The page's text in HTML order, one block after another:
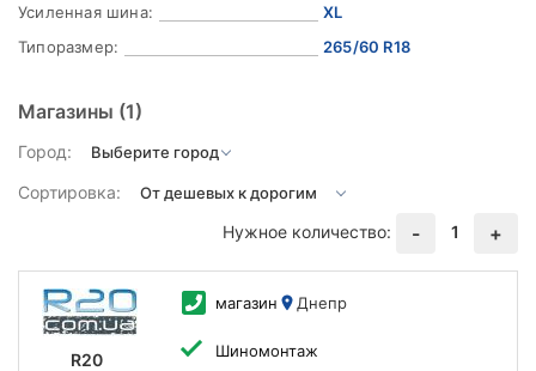
Усиленная шина:
XL
Типоразмер:
265/60 R18
Магазины (1)
Город:
Сортировка:
Нужное количество:
- 1 +
R20
магазин Днепр
Шиномонтаж